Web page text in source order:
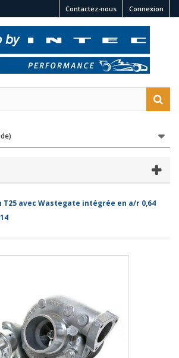
Connexion
Contactez-nous
T25 avec Wastegate intégrée en a/r 0,64